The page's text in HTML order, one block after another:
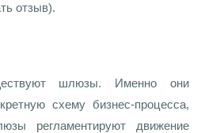
отзыв).
шлюзы. Именно они
схему бизнес-процесса,
регламентируют движение